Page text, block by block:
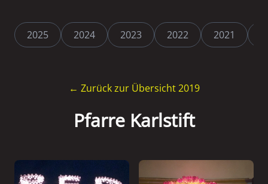
2025 2024 2023 2022 2021
← Zurück zur Übersicht 2019
Pfarre Karlstift